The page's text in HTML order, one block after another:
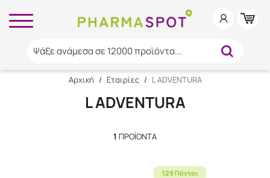
Ψάξε ανάμεσα σε 12000 προϊόντα...
Αρχική / Εταιρίες / L ADVENTURA
L ADVENTURA
1 ΠΡΟΪΌΝΤΑ
129 Πόντοι